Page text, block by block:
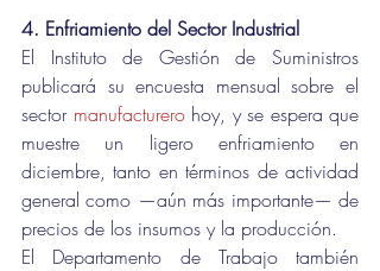
4. Enfriamiento del Sector Industrial
El Instituto de Gestión de Suministros
publicará su encuesta mensual sobre el
sector manufacturero hoy, y se espera que
muestre un ligero enfriamiento en
diciembre, tanto en términos de actividad
general como —aún más importante— de
precios de los insumos y la producción.
El Departamento de Trabajo también